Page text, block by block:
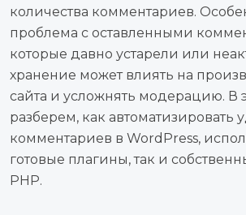
количества комментариев.
проблема с оставленными
которые давно устарели или
хранение может влиять на
сайта и усложнять модерацию. В
разберем, как автоматизировать
комментариев в WordPress,
готовые плагины, так и
PHP.